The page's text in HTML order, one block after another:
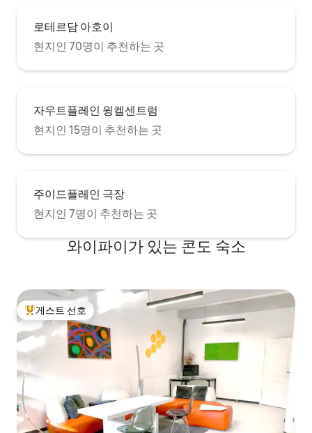
로테르담 아호이
현지인 70명이 추천하는 곳
자우트플레인 윙켈센트럼
현지인 15명이 추천하는 곳
주이드플레인 극장
현지인 7명이 추천하는 곳
와이파이가 있는 콘도 숙소
상위 게스트 선호
게스트 선호